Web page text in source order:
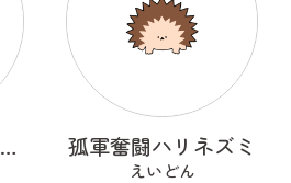
木彫りの熊のくまっくまさん 孤軍奮闘ハリネズミ
えいどん